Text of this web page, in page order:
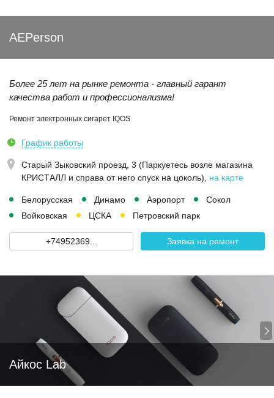
AEPerson
Более 25 лет на рынке ремонта - главный гарант
качества работ и профессионализма!
Ремонт электронных сигарет IQOS
График работы
Старый Зыковский проезд, 3 (Паркуетесь возле магазина
КРИСТАЛЛ и справа от него спуск на цоколь)
на карте
Белорусская Динамо Аэропорт
Сокол
Войковская
ЦСКА Петровский парк
+74952369... Заявка на ремонт
Айкос Lab